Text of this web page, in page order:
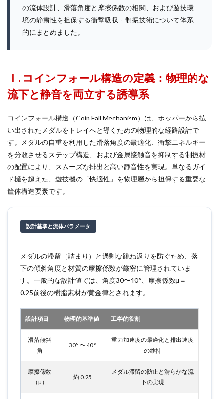
の流体設計、滑落角度と摩擦係数の相関、および遊技環
境の静粛性を担保する衝撃吸収・制振技術について体系
的にまとめました。
Ⅰ. コインフォール構造の定義：物理的な
流下と静音を両立する誘導系
コインフォール構造（Coin Fall Mechanism）は、ホッパーから払
い出されたメダルをトレイへと導くための物理的な経路設計で
す。メダルの自重を利用した滑落角度の最適化、衝撃エネルギー
を分散させるステップ構造、および金属接触音を抑制する制振材
の配置により、スムーズな排出と高い静音性を実現。単なるガイ
ド樋を超えた、遊技機の「快適性」を物理層から担保する重要な
筐体構造要素です。
設計基準と流体パラメータ
メダルの滞留（詰まり）と過剰な跳ね返りを防ぐため、落
下の傾斜角度と材質の摩擦係数が厳密に管理されていま
す。一般的な設計値では、角度30〜40°、摩擦係数μ＝
0.25前後の樹脂素材が黄金律とされます。
設計項目 物理的基準値 工学的役割
滑落傾斜
角
30° 〜 40°
重力加速度の最適化と排出速度
の維持
摩擦係数
（μ）
約 0.25
メダル滞留の防止と滑らかな流
下の実現